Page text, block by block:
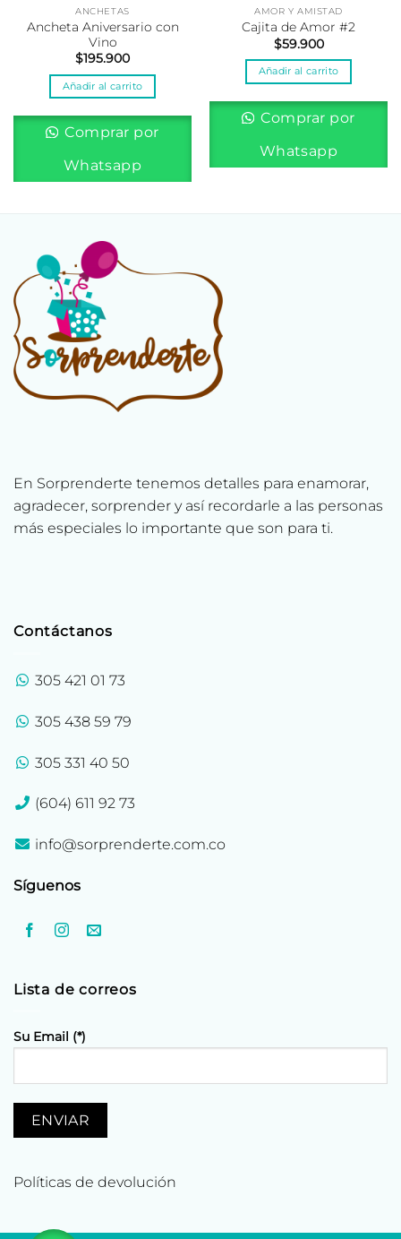
ANCHETAS
Ancheta Aniversario con
Vino
$195.900
Añadir al carrito
Comprar por
Whatsapp
AMOR Y AMISTAD
Cajita de Amor #2
$59.900
Añadir al carrito
Comprar por
Whatsapp
En Sorprenderte tenemos detalles para enamorar,
agradecer, sorprender y así recordarle a las personas
más especiales lo importante que son para ti.
Contáctanos
305 421 01 73
305 438 59 79
305 331 40 50
(604) 611 92 73
info@sorprenderte.com.co
Síguenos
Lista de correos
Su Email (*)
Políticas de devolución